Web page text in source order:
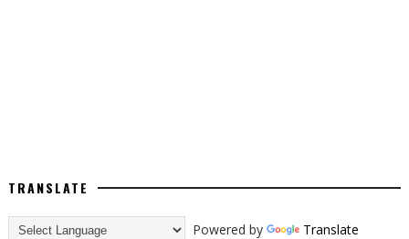
TRANSLATE
Powered by Translate